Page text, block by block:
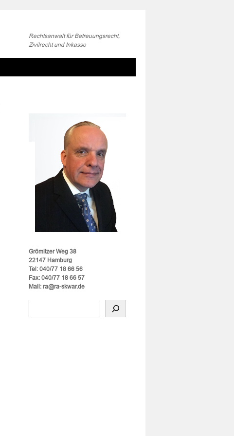
Rechtsanwalt für Betreuungsrecht,
Zivilrecht und Inkasso
Grömitzer Weg 38
22147 Hamburg
Tel: 040/77 18 66 56
Fax: 040/77 18 66 57
Mail: ra@ra-skwar.de